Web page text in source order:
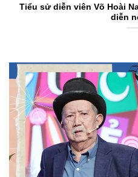
Tiểu sử diễn viên Võ Hoài
diễn